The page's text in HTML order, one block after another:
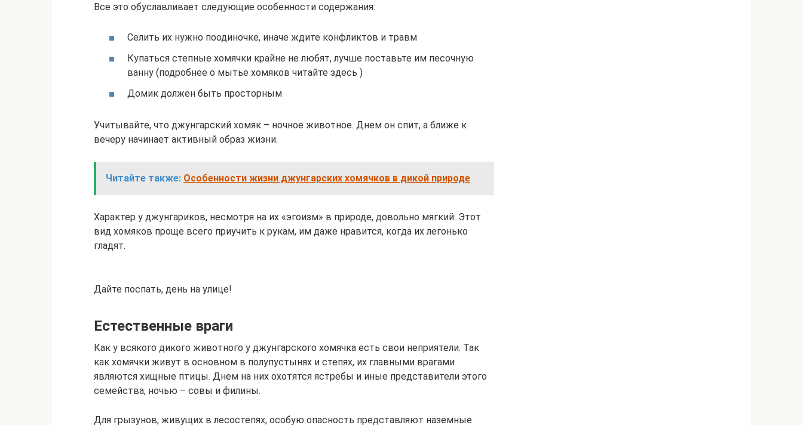
Все это обуславливает следующие особенности содержания:
Селить их нужно поодиночке, иначе ждите конфликтов и травм
Купаться степные хомячки крайне не любят, лучше поставьте им песочную
ванну (подробнее о мытье хомяков читайте здесь )
Домик должен быть просторным
Учитывайте, что джунгарский хомяк – ночное животное. Днем он спит, а ближе к
вечеру начинает активный образ жизни.
Читайте также: Особенности жизни джунгарских хомячков в дикой природе
Характер у джунгариков, несмотря на их «эгоизм» в природе, довольно мягкий. Этот
вид хомяков проще всего приучить к рукам, им даже нравится, когда их легонько
гладят.
Дайте поспать, день на улице!
Естественные враги
Как у всякого дикого животного у джунгарского хомячка есть свои неприятели. Так
как хомячки живут в основном в полупустынях и степях, их главными врагами
являются хищные птицы. Днем на них охотятся ястребы и иные представители этого
семейства, ночью – совы и филины.
Для грызунов, живущих в лесостепях, особую опасность представляют наземные